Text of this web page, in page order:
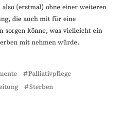
(erstmal) ohne einer weiteren
die auch mit für eine
sorgen könne, was vielleicht ein
mit nehmen würde.
Palliativpflege
Sterben